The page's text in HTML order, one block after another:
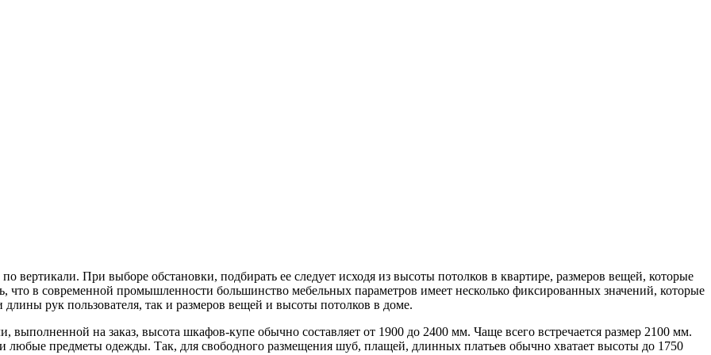
вертикали. При выборе обстановки, подбирать ее следует исходя из высоты потолков в квартире, размеров вещей, которые
что в современной промышленности большинство мебельных параметров имеет несколько фиксированных значений, которые
рук пользователя, так и размеров вещей и высоты потолков в доме.
на заказ, высота шкафов-купе обычно составляет от 1900 до 2400 мм. Чаще всего встречается размер 2100 мм.
любые предметы одежды. Так, для свободного размещения шуб, плащей, длинных платьев обычно хватает высоты до 1750